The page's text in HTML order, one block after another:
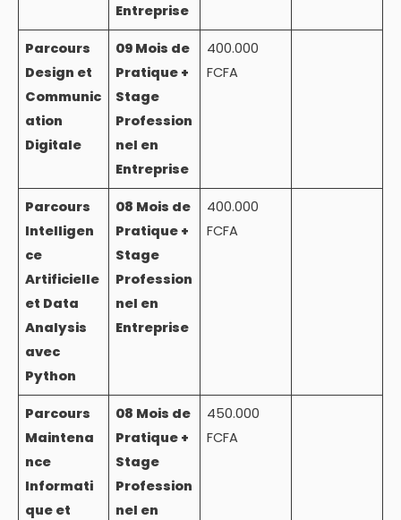
Entreprise
Parcours
Design et
Communic
ation
Digitale
09 Mois de
Pratique +
Stage
Profession
nel en
Entreprise
400.000
FCFA
Parcours
Intelligen
ce
Artificielle
et Data
Analysis
avec
Python
08 Mois de
Pratique +
Stage
Profession
nel en
Entreprise
400.000
FCFA
Parcours
Maintena
nce
Informati
que et
08 Mois de
Pratique +
Stage
Profession
nel en
450.000
FCFA